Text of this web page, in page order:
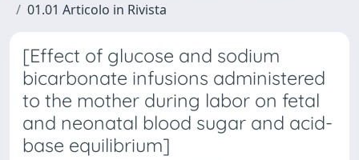
01.01 Articolo in Rivista
[Effect of glucose and sodium
bicarbonate infusions administered
to the mother during labor on fetal
and neonatal blood sugar and acid-
base equilibrium]